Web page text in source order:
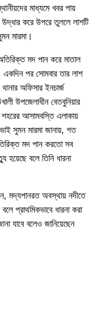
মাধ্যমে খবর পায়
উদ্ধার করে উপরে তুললে লাশটি
মারমা।
মদ পান করে মাতাল
একদিন পর সোমবার তার লাশ
অফিসার ইনচার্জ
উপজেলাধীন বেতবুনিয়ার
শহরের আসামবস্তি এলাকায়
সুমন মারমা জানায়, গত
মদ পান করতো সব
বলে তিনি ধারনা
মদ্যপানরত অবস্থায় নদীতে
প্রাথমিকভাবে ধারনা করা
যাবে বলেও জানিয়েছেন